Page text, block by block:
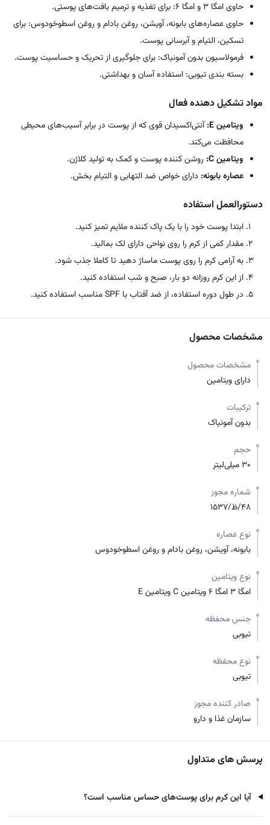
حاوی امگا 3 و امگا 6: برای تغذیه و ترمیم بافت‌های پوستی.
حاوی عصاره‌های بابونه، آویشن، روغن بادام و روغن اسطوخودوس: برای
تسکین، التیام و آبرسانی پوست.
فرمولاسیون بدون آمونیاک: برای جلوگیری از تحریک و حساسیت پوست.
بسته بندی تیوبی: استفاده آسان و بهداشتی.
مواد تشکیل دهنده فعال
ویتامین E:
آنتی‌اکسیدان قوی که از پوست در برابر آسیب‌های محیطی
محافظت می‌کند.
ویتامین C:
روشن کننده پوست و کمک به تولید کلاژن.
عصاره بابونه: دارای خواص ضد التهابی و التیام بخش.
دستورالعمل استفاده
ابتدا پوست خود را با یک پاک کننده ملایم تمیز کنید.
مقدار کمی از کرم را روی نواحی دارای لک بمالید.
به آرامی کرم را روی پوست ماساژ دهید تا کاملا جذب شود.
از این کرم روزانه دو بار، صبح و شب استفاده کنید.
در طول دوره استفاده، از ضد آفتاب با SPF مناسب استفاده کنید.
مشخصات محصول
مشخصات محصول
دارای ویتامین
ترکیبات
بدون آمونیاک
حجم
30 میلی‌لیتر
شماره مجوز
48/ظ/1537
نوع عصاره
بابونه، آویشن، روغن بادام و روغن اسطوخودوس
نوع ویتامین
امگا 3 امگا 6 ویتامین C ویتامین E
جنس محفظه
تیوبی
نوع محفظه
تیوبی
صادر کننده مجوز
سازمان غذا و دارو
پرسش های متداول
آیا این کرم برای پوست‌های حساس مناسب است؟